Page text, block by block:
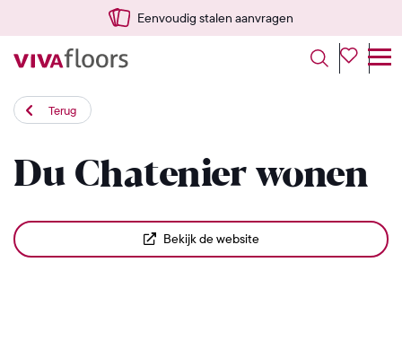
Eenvoudig stalen aanvragen
Terug
Du Chatenier wonen
Bekijk de website